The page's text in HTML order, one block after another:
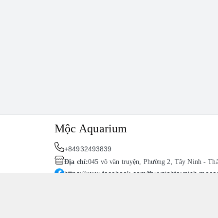
Mộc Aquarium
+84932493839
Địa chỉ:045 võ văn truyện, Phường 2, Tây Ninh -
https://www.facebook.com/